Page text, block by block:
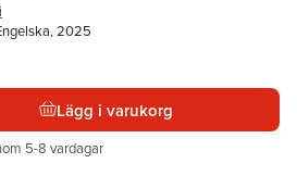
2025
Lägg i varukorg
5-8 vardagar